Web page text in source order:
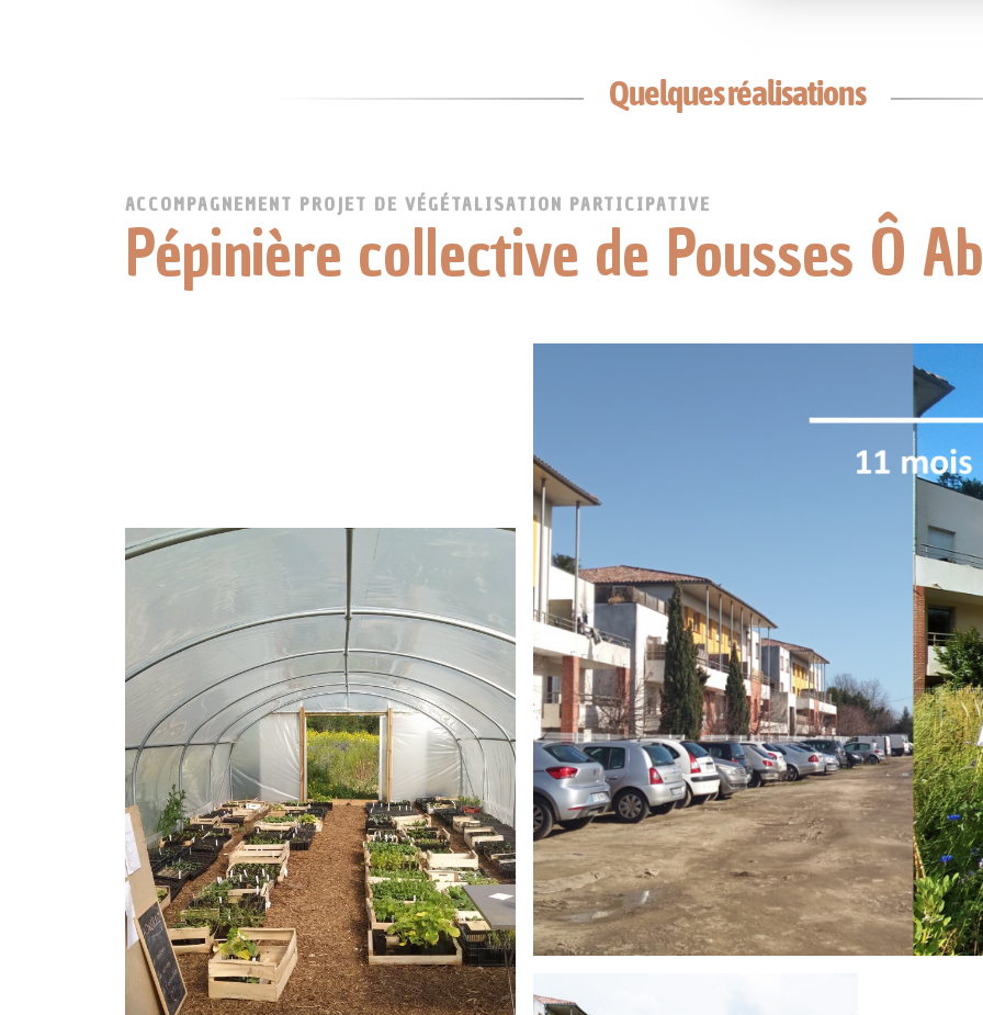
Quelques réalisations
ACCOMPAGNEMENT PROJET DE VÉGÉTALISATION PARTICIPATIVE
Pépinière collective de Pousses Ô